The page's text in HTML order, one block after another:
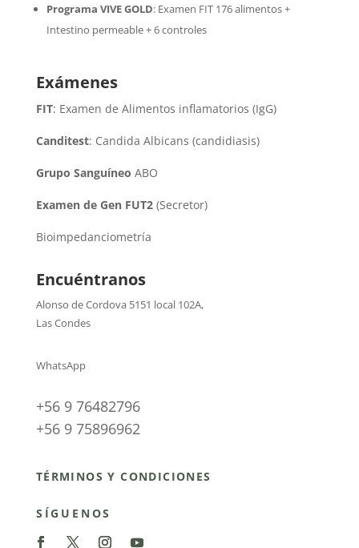
Programa VIVE GOLD: Examen FIT 176 alimentos +
Intestino permeable + 6 controles
Exámenes
FIT: Examen de Alimentos inflamatorios (IgG)
Canditest: Candida Albicans (candidiasis)
Grupo Sanguíneo ABO
Examen de Gen FUT2(Secretor)
Bioimpedanciometría
Encuéntranos
Alonso de Cordova 5151 local 102A,
Las Condes
WhatsApp
+56 9 76482796
+56 9 75896962
TÉRMINOS Y CONDICIONES
SÍGUENOS